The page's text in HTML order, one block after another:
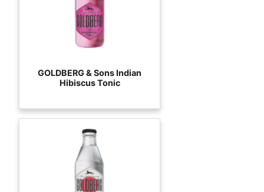
GOLDBERG & Sons Indian
Hibiscus Tonic